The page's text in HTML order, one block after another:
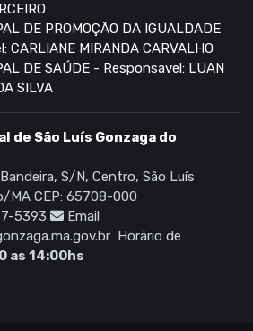
DE PROMOÇÃO DA IGUALDADE
CARLIANE MIRANDA CARVALHO
DE SAÚDE - Responsavel: LUAN
SILVA
de São Luís Gonzaga do
S/N, Centro, São Luís
MA CEP: 65708-000
5393
Email
Horário de
as 14:00hs